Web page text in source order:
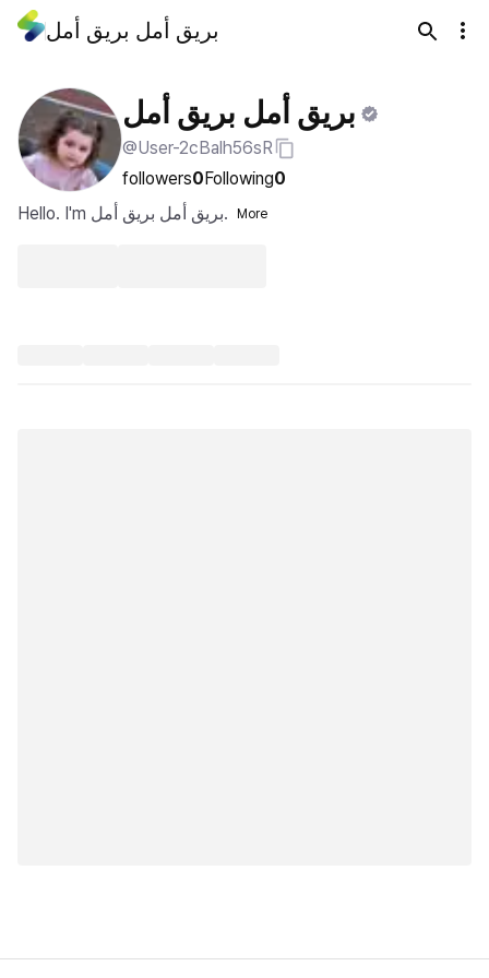
بريق أمل بريق أمل
بريق أمل بريق أمل
@User-2cBalh56sR
followers0Following0
Hello. I'm بريق أمل بريق أمل.
More